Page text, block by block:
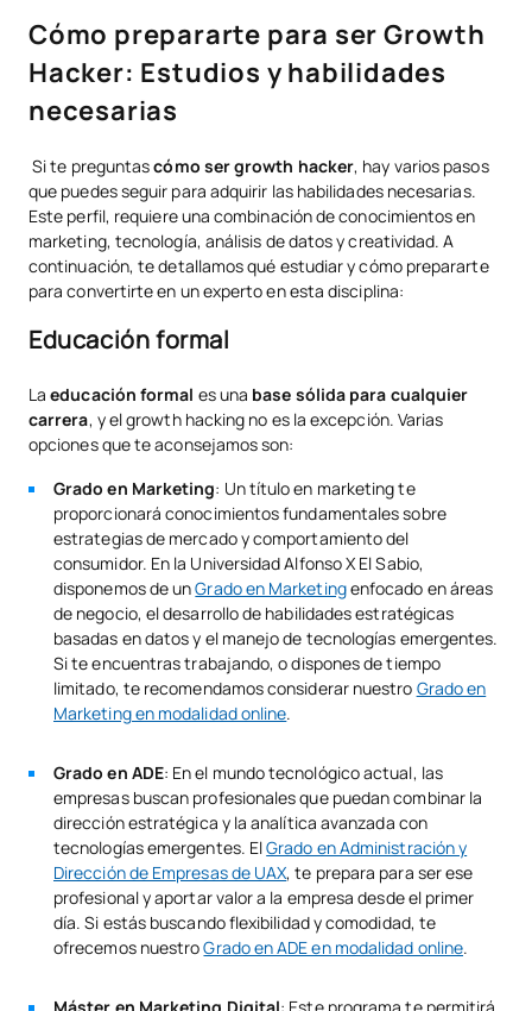
Cómo prepararte para ser Growth
Hacker: Estudios y habilidades
necesarias
Si te preguntascómo ser growth hacker, hay varios pasos
que puedes seguir para adquirir las habilidades necesarias.
Este perfil, requiere una combinación de conocimientos en
marketing, tecnología, análisis de datos y creatividad. A
continuación, te detallamos qué estudiar y cómo prepararte
para convertirte en un experto en esta disciplina:
Educación formal
Laeducación formal es una base sólida para cualquier
carrera, y el growth hacking no es la excepción. Varias
opciones que te aconsejamos son:
Grado en Marketing: Un título en marketing te
proporcionará conocimientos fundamentales sobre
estrategias de mercado y comportamiento del
consumidor. En la Universidad Alfonso X El Sabio,
disponemos de unGrado en Marketingenfocado en áreas
de negocio, el desarrollo de habilidades estratégicas
basadas en datos y el manejo de tecnologías emergentes.
Si te encuentras trabajando, o dispones de tiempo
limitado, te recomendamos considerar nuestro Grado en
Marketing en modalidad online.
Grado en ADE: En el mundo tecnológico actual, las
empresas buscan profesionales que puedan combinar la
dirección estratégica y la analítica avanzada con
tecnologías emergentes. ElGrado en Administración y
Dirección de Empresas de UAX, te prepara para ser ese
profesional y aportar valor a la empresa desde el primer
día. Si estás buscando flexibilidad y comodidad, te
ofrecemos nuestroGrado en ADE en modalidad online.